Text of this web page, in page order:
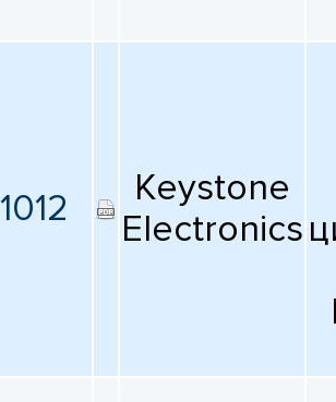
1012
Keystone
Electronics